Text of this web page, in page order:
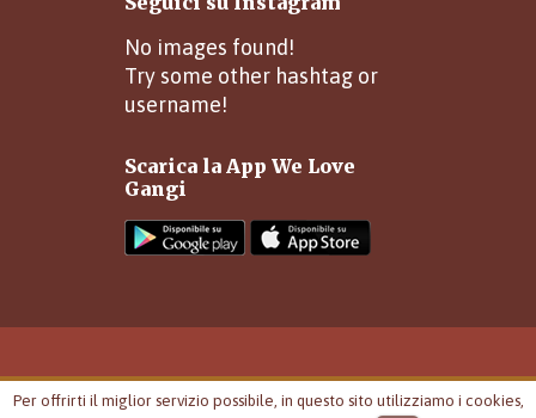
No images found!
Try some other hashtag or
username!
Scarica la App We Love
Gangi
Per offrirti il miglior servizio possibile, in questo sito utilizziamo i cookies,